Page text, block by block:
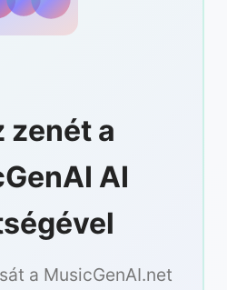
zenét a
AI
a MusicGenAI.net